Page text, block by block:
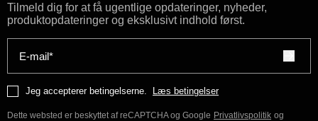
Tilmeld dig for at få ugentlige opdateringer, nyheder,
produktopdateringer og eksklusivt indhold først.
E-mail*
Jeg accepterer betingelserne. Læs betingelser
Dette websted er beskyttet af reCAPTCHA og Google Privatlivspolitik og